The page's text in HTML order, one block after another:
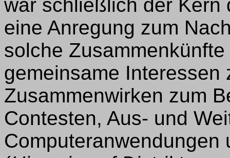
war schließlich der Kern
eine Anregung zum
solche
gemeinsame Interessen
Zusammenwirken zum
Contesten, Aus- und